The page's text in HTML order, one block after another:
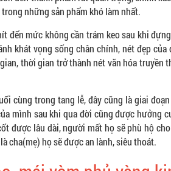
những sản phẩm khó làm nhất.
đến mức không cần trám keo sau khi
khát vọng sống chân chính, nét đẹp của
thời gian trở thành nét văn hóa truyền
cùng trong tang lễ, đây cũng là giai
mình sau khi qua đời cũng được hưởng
được lâu dài, người mất họ sẽ phù hộ
cha(mẹ) họ sẽ được an lành, siêu thoát.